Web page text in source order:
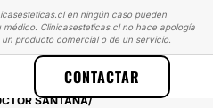
en ningún caso pueden
Clinicasesteticas.cl no hace apología
producto comercial o de un servicio.
CONTACTAR
MAMARIO
SANTANA